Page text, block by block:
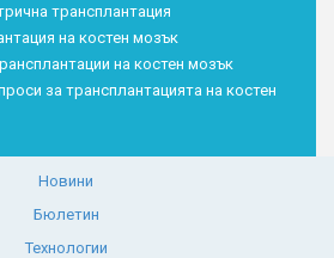
трансплантация
на костен мозък
на костен мозък
за трансплантацията на костен
Новини
Бюлетин
Технологии